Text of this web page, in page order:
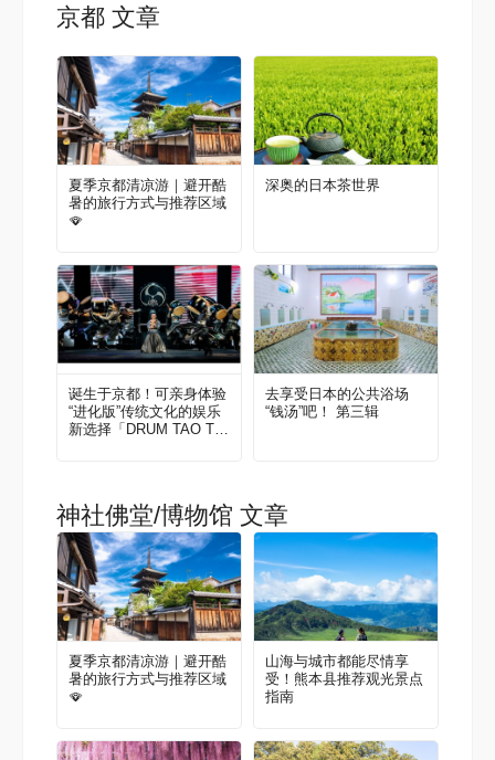
京都 文章
夏季京都清凉游｜避开酷
暑的旅行方式与推荐区域
🪭
深奥的日本茶世界
诞生于京都！可亲身体验
“进化版”传统文化的娱乐
新选择「DRUM TAO TH
去享受日本的公共浴场
“钱汤”吧！ 第三辑
神社佛堂/博物馆 文章
夏季京都清凉游｜避开酷
暑的旅行方式与推荐区域
🪭
山海与城市都能尽情享
受！熊本县推荐观光景点
指南